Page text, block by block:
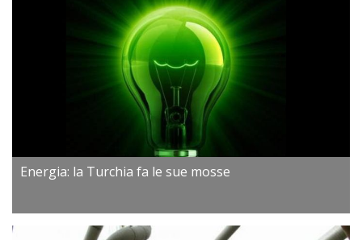
Energia: la Turchia fa le sue mosse